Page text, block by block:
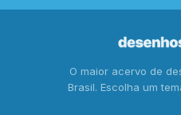
O maior acervo de
Brasil. Escolha um